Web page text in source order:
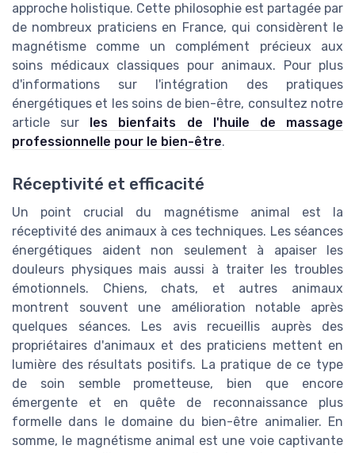
approche holistique. Cette philosophie est partagée par
de nombreux praticiens en France, qui considèrent le
magnétisme comme un complément précieux aux
soins médicaux classiques pour animaux. Pour plus
d'informations sur l'intégration des pratiques
énergétiques et les soins de bien-être, consultez notre
article sur
les bienfaits de l'huile de massage
professionnelle pour le bien-être.
Réceptivité et efficacité
Un point crucial du magnétisme animal est la
réceptivité des animaux à ces techniques. Les séances
énergétiques aident non seulement à apaiser les
douleurs physiques mais aussi à traiter les troubles
émotionnels. Chiens, chats, et autres animaux
montrent souvent une amélioration notable après
quelques séances. Les avis recueillis auprès des
propriétaires d'animaux et des praticiens mettent en
lumière des résultats positifs. La pratique de ce type
de soin semble prometteuse, bien que encore
émergente et en quête de reconnaissance plus
formelle dans le domaine du bien-être animalier. En
somme, le magnétisme animal est une voie captivante